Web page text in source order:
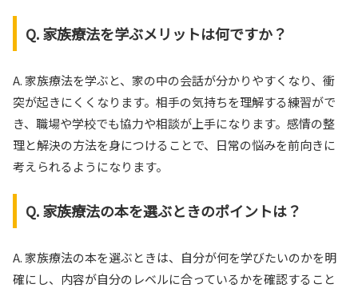
Q. 家族療法を学ぶメリットは何ですか？
A. 家族療法を学ぶと、家の中の会話が分かりやすくなり、衝
突が起きにくくなります。相手の気持ちを理解する練習がで
き、職場や学校でも協力や相談が上手になります。感情の整
理と解決の方法を身につけることで、日常の悩みを前向きに
考えられるようになります。
Q. 家族療法の本を選ぶときのポイントは？
A. 家族療法の本を選ぶときは、自分が何を学びたいのかを明
確にし、内容が自分のレベルに合っているかを確認すること